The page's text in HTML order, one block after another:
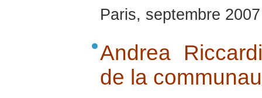
Paris, septembre 2007
Andrea
de la